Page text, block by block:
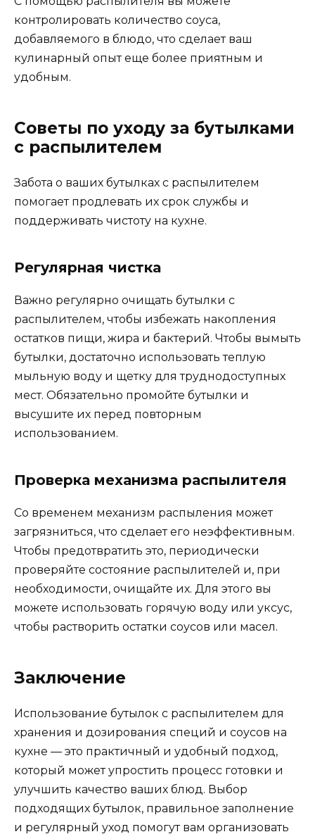
контролировать количество соуса,
добавляемого в блюдо, что сделает ваш
кулинарный опыт еще более приятным и
удобным.
Советы по уходу за бутылками
с распылителем
Забота о ваших бутылках с распылителем
помогает продлевать их срок службы и
поддерживать чистоту на кухне.
Регулярная чистка
Важно регулярно очищать бутылки с
распылителем, чтобы избежать накопления
остатков пищи, жира и бактерий. Чтобы вымыть
бутылки, достаточно использовать теплую
мыльную воду и щетку для труднодоступных
мест. Обязательно промойте бутылки и
высушите их перед повторным
использованием.
Проверка механизма распылителя
Со временем механизм распыления может
загрязниться, что сделает его неэффективным.
Чтобы предотвратить это, периодически
проверяйте состояние распылителей и, при
необходимости, очищайте их. Для этого вы
можете использовать горячую воду или уксус,
чтобы растворить остатки соусов или масел.
Заключение
Использование бутылок с распылителем для
хранения и дозирования специй и соусов на
кухне — это практичный и удобный подход,
который может упростить процесс готовки и
улучшить качество ваших блюд. Выбор
подходящих бутылок, правильное заполнение
и регулярный уход помогут вам организовать